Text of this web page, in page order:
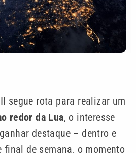
segue rota para realizar um
redor da Lua, o interesse
destaque – dentro e
de semana, o momento